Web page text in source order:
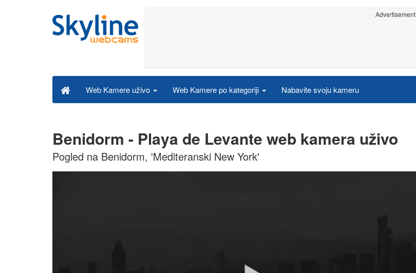
Advertisement
Web Kamere uživo Web Kamere po kategoriji Nabavite svoju kameru
Benidorm - Playa de Levante web kamera uživo
Pogled na Benidorm, 'Mediteranski New York'